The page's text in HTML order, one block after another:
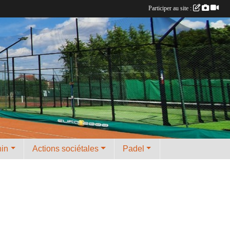
Actions sociétales Padel
Participer au site :